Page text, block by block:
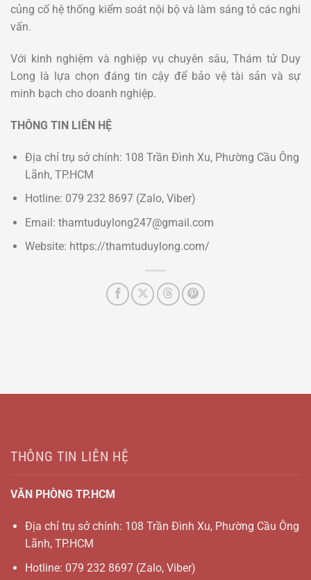
củng cố hệ thống kiểm soát nội bộ và làm sáng tỏ các nghi
vấn.
Với kinh nghiệm và nghiệp vụ chuyên sâu, Thám tử Duy
Long là lựa chọn đáng tin cậy để bảo vệ tài sản và sự
minh bạch cho doanh nghiệp.
THÔNG TIN LIÊN HỆ
Địa chỉ trụ sở chính: 108 Trần Đình Xu, Phường Cầu Ông
Lãnh, TP.HCM
Hotline: 079 232 8697 (Zalo, Viber)
Email: thamtuduylong247@gmail.com
Website: https://thamtuduylong.com/
THÔNG TIN LIÊN HỆ
VĂN PHÒNG TP.HCM
Địa chỉ trụ sở chính: 108 Trần Đình Xu, Phường Cầu Ông
Lãnh, TP.HCM
Hotline: 079 232 8697(Zalo, Viber)